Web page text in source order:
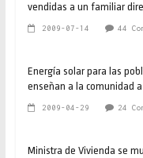
vendidas a un familiar
2009-07-14 44
Energía solar para las
enseñan a la comunidad
2009-04-29 24
Ministra de Vivienda se